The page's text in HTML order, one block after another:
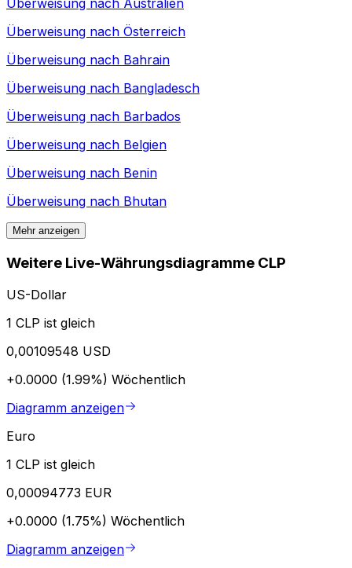
Überweisung nach Australien
Überweisung nach Österreich
Überweisung nach Bahrain
Überweisung nach Bangladesch
Überweisung nach Barbados
Überweisung nach Belgien
Überweisung nach Benin
Überweisung nach Bhutan
Mehr anzeigen
Weitere Live-Währungsdiagramme CLP
US-Dollar
1 CLP ist gleich
0,00109548 USD
+0.0000 (1.99%) Wöchentlich
Diagramm anzeigen
Euro
1 CLP ist gleich
0,00094773 EUR
+0.0000 (1.75%) Wöchentlich
Diagramm anzeigen